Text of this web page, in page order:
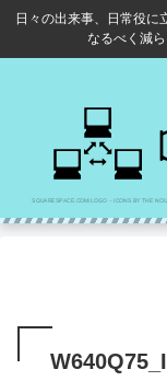
日々の出来事、日常役に
なるべく減